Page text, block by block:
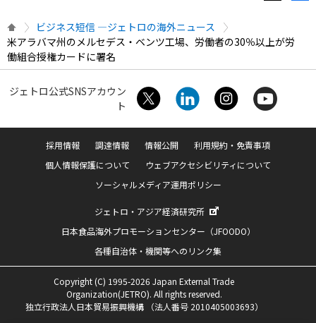
ビジネス短信 ―ジェトロの海外ニュース
米アラバマ州のメルセデス・ベンツ工場、労働者の30％以上が労
働組合授権カードに署名
ジェトロ公式SNSアカウン
ト
採用情報 調達情報 情報公開
利用規約・免責事項
個人情報保護について
ウェブアクセシビリティについて
ソーシャルメディア運用ポリシー
ジェトロ・アジア経済研究所
日本食品海外プロモーションセンター（JFOODO）
各種自治体・機関等へのリンク集
Copyright (C) 1995-2026 Japan External Trade
Organization(JETRO). All rights reserved.
独立行政法人日本貿易振興機構 （法人番号 2010405003693）